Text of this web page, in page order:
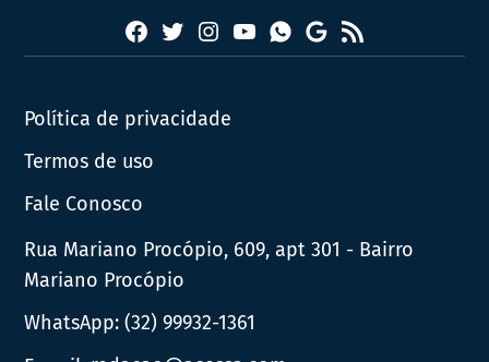
Facebook
TwitterInstagram
YouTubeWhatsapp
Google
News
RSS
Política de privacidade
Termos de uso
Fale Conosco
Rua Mariano Procópio, 609, apt 301 - Bairro
Mariano Procópio
WhatsApp:(32) 99932-1361